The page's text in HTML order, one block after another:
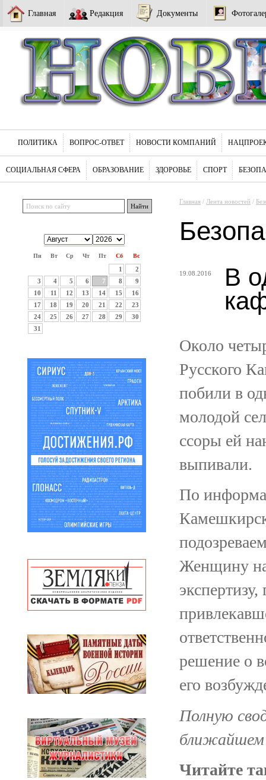
Главная Редакция Документы
ПОЛИТИКА ВОПРОС-ОТВЕТ НОВОСТИ КОМПАНИЙ
СОЦИАЛЬНАЯ СФЕРА ОБРАЗОВАНИЕ ЗДОРОВЬЕ СПОРТ
Пн Вт Ср Чт Пт Сб Вс
1
2
3
4 5 6 7 8
9
10
11 12 13 14 15
16
17
18 19 20 21 22
23
24
25 26 27 28 29
30
31
Главная / Лента новостей /
19.08.2016
В
Около
Русского
побили в
молодой
ссоры ей
выпивали.
По
Женщину
решение о
его
Полную
ближайшем
Читайте